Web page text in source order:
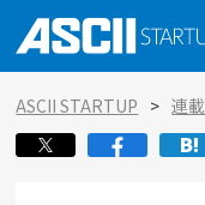
ASCII STARTUP 連載